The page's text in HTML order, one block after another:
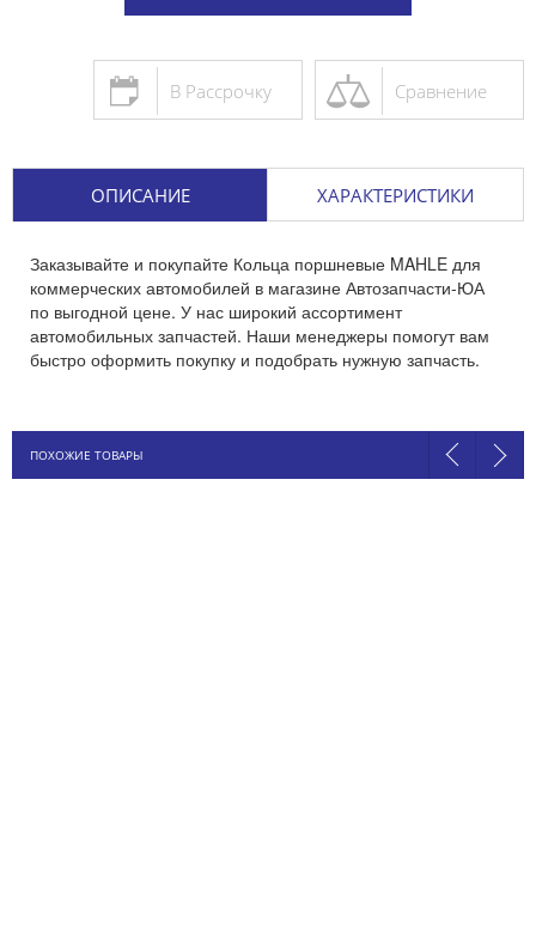
Сравнение
В Рассрочку
ОПИСАНИЕ ХАРАКТЕРИСТИКИ
Заказывайте и покупайте Кольца поршневые MAHLE для
коммерческих автомобилей в магазине Автозапчасти-ЮА
по выгодной цене. У нас широкий ассортимент
автомобильных запчастей. Наши менеджеры помогут вам
быстро оформить покупку и подобрать нужную запчасть.
ПОХОЖИЕ ТОВАРЫ